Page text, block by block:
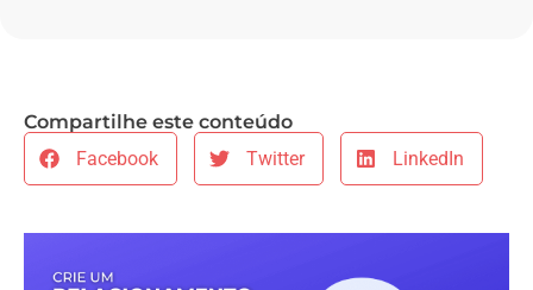
Compartilhe este conteúdo
Facebook
Twitter LinkedIn